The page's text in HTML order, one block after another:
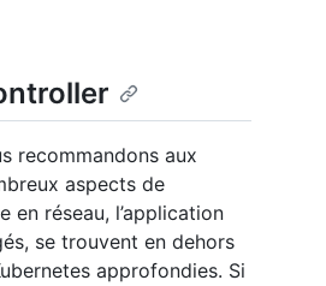
recommandons aux
aspects de
en réseau, l’application
se trouvent en dehors
approfondies. Si